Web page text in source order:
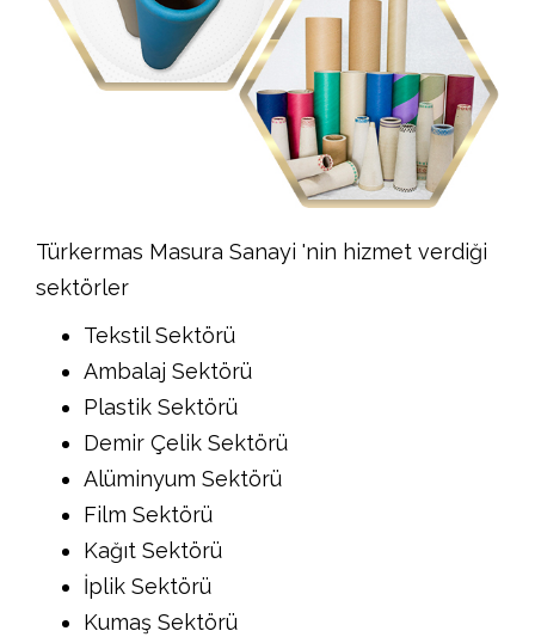
Türkermas Masura Sanayi 'nin hizmet verdiği
sektörler
Tekstil Sektörü
Ambalaj Sektörü
Plastik Sektörü
Demir Çelik Sektörü
Alüminyum Sektörü
Film Sektörü
Kağıt Sektörü
İplik Sektörü
Kumaş Sektörü